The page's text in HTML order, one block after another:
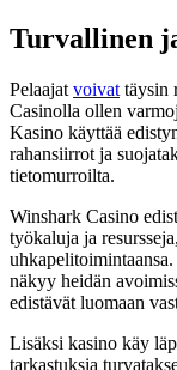
Turvallinen
Pelaajat voivat täysin
Casinolla ollen
Kasino käyttää
rahansiirrot ja
tietomurroilta.
Winshark Casino
työkaluja ja
näkyy heidän
edistävät luomaan
Lisäksi kasino käy
tarkastuksia